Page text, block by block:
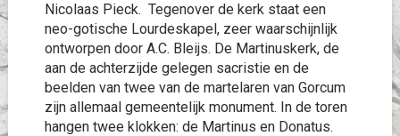
Nicolaas Pieck. Tegenover de kerk staat een
neo-gotische Lourdeskapel, zeer waarschijnlijk
ontworpen door A.C. Bleijs. De Martinuskerk, de
aan de achterzijde gelegen sacristie en de
beelden van twee van de martelaren van Gorcum
zijn allemaal gemeentelijk monument. In de toren
hangen twee klokken: de Martinus en Donatus.